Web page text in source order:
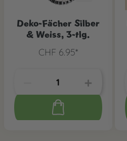
Deko-Fächer Silber
& Weiss, 3-tlg.
CHF 6.95*